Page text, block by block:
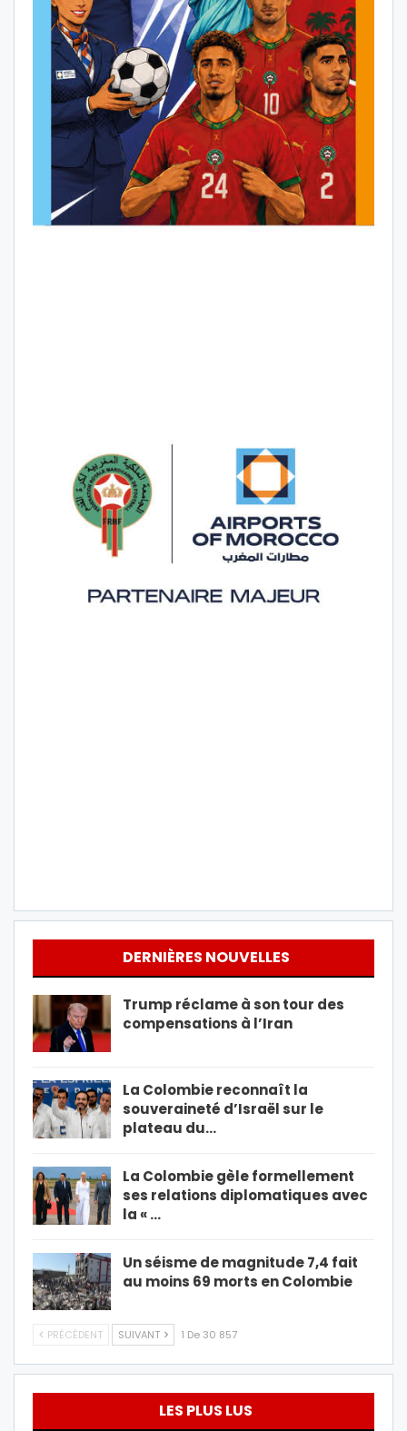
DERNIÈRES NOUVELLES
Trump réclame à son tour des
compensations à l’Iran
La Colombie reconnaît la
souveraineté d’Israël sur le
plateau du…
La Colombie gèle formellement
ses relations diplomatiques avec
la « …
Un séisme de magnitude 7,4 fait
au moins 69 morts en Colombie
PRÉCÉDENT SUIVANT 1 De 30 857
LES PLUS LUS